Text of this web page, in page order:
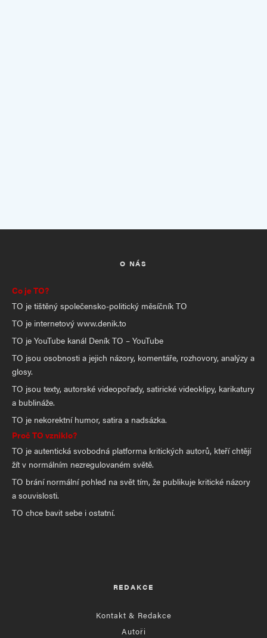
O NÁS
Co je TO?
TO je tištěný společensko-politický měsíčník TO
TO je internetový www.denik.to
TO je YouTube kanál Deník TO – YouTube
TO jsou osobnosti a jejich názory, komentáře, rozhovory, analýzy a
glosy.
TO jsou texty, autorské videopořady, satirické videoklipy, karikatury
a bublináže.
TO je nekorektní humor, satira a nadsázka.
Proč TO vzniklo?
TO je autentická svobodná platforma kritických autorů, kteří chtějí
žít v normálním nezregulovaném světě.
TO brání normální pohled na svět tím, že publikuje kritické názory
a souvislosti.
TO chce bavit sebe i ostatní.
REDAKCE
Kontakt & Redakce
Autoři